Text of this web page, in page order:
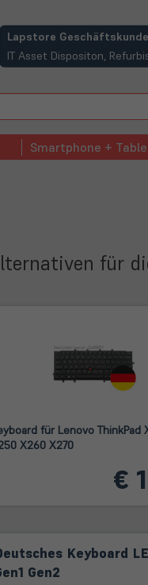
Lapstore
IT Asset Dispositon,
(öffnet in neuem Tab)
Smartphone +
für
für Lenovo ThinkPad
X260 X270
€
Keyboard
Gen2